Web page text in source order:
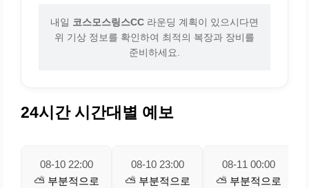
내일 코스모스링스CC 라운딩 계획이 있으시다면
위 기상 정보를 확인하여 최적의 복장과 장비를
준비하세요.
24시간 시간대별 예보
08-10 22:00
⛅ 부분적으로
08-10 23:00
⛅ 부분적으로
08-11 00:00
⛅ 부분적으로